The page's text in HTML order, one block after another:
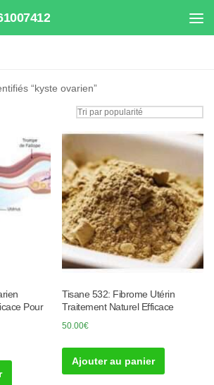
“kyste ovarien”
Pour
Tisane 532: Fibrome Utérin
Traitement Naturel Efficace
50.00€
Ajouter au panier